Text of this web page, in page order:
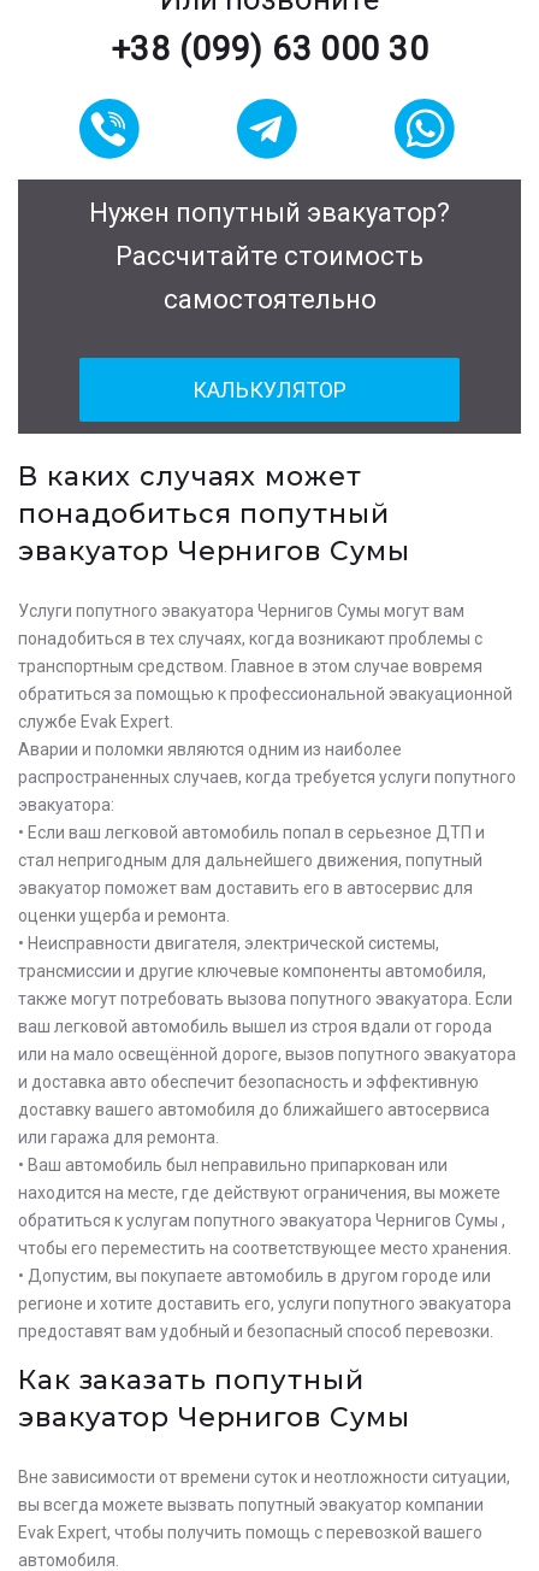
+38 (099) 63 000 30
Нужен попутный эвакуатор?
Рассчитайте стоимость
самостоятельно
КАЛЬКУЛЯТОР
В каких случаях может
понадобиться попутный
эвакуатор Чернигов Сумы
Услуги попутного эвакуатора Чернигов Сумы могут вам
понадобиться в тех случаях, когда возникают проблемы с
транспортным средством. Главное в этом случае вовремя
обратиться за помощью к профессиональной эвакуационной
службе Evak Expert.
Аварии и поломки являются одним из наиболее
распространенных случаев, когда требуется услуги попутного
эвакуатора:
• Если ваш легковой автомобиль попал в серьезное ДТП и
стал непригодным для дальнейшего движения, попутный
эвакуатор поможет вам доставить его в автосервис для
оценки ущерба и ремонта.
• Неисправности двигателя, электрической системы,
трансмиссии и другие ключевые компоненты автомобиля,
также могут потребовать вызова попутного эвакуатора. Если
ваш легковой автомобиль вышел из строя вдали от города
или на мало освещённой дороге, вызов попутного эвакуатора
и доставка авто обеспечит безопасность и эффективную
доставку вашего автомобиля до ближайшего автосервиса
или гаража для ремонта.
• Ваш автомобиль был неправильно припаркован или
находится на месте, где действуют ограничения, вы можете
обратиться к услугам попутного эвакуатора Чернигов Сумы ,
чтобы его переместить на соответствующее место хранения.
• Допустим, вы покупаете автомобиль в другом городе или
регионе и хотите доставить его, услуги попутного эвакуатора
предоставят вам удобный и безопасный способ перевозки.
Как заказать попутный
эвакуатор Чернигов Сумы
Вне зависимости от времени суток и неотложности ситуации,
вы всегда можете вызвать попутный эвакуатор компании
Evak Expert, чтобы получить помощь с перевозкой вашего
автомобиля.